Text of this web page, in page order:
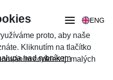
ENG
nad rybníkem
proto, aby naše
Kliknutím na tlačítko
cookies tj. malých